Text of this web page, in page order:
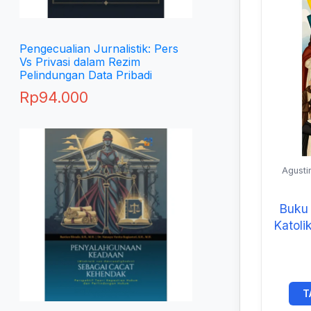
Pengecualian Jurnalistik: Pers
Vs Privasi dalam Rezim
Pelindungan Data Pribadi
Rp94.000